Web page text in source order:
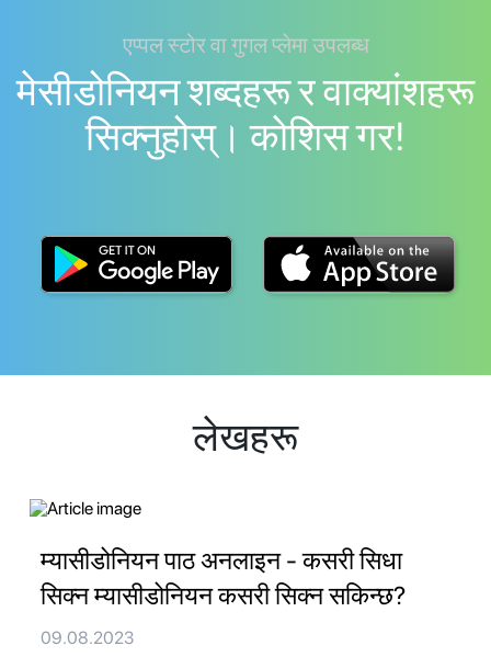
एप्पल स्टोर वा गुगल प्लेमा उपलब्ध
मेसीडोनियन शब्दहरू र वाक्यांशहरू
सिक्नुहोस्। काेशिस गर!
लेखहरू
म्यासीडोनियन पाठ अनलाइन - कसरी सिधा
सिक्न म्यासीडोनियन कसरी सिक्न सकिन्छ?
09.08.2023